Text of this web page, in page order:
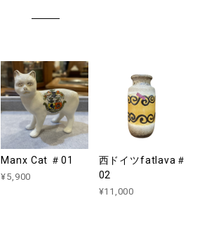
Manx Cat ＃01
¥5,900
西ドイツfatlava＃
02
¥11,000